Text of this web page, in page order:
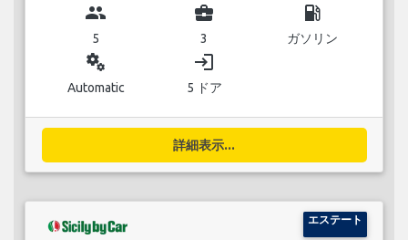
group
5
business_center
3
local_gas_station
ガソリン
miscellaneous_services
Automatic
login
5 ドア
詳細表示...
エステート